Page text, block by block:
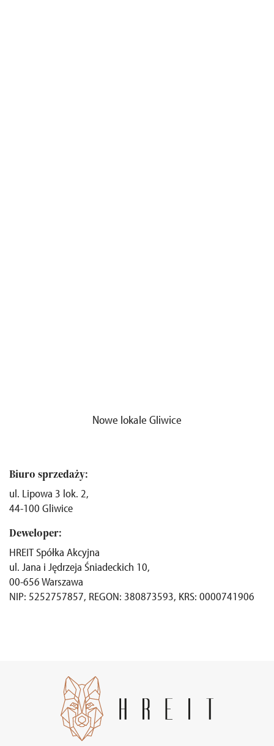
Nowe lokale Gliwice
Biuro sprzedaży:
ul. Lipowa 3 lok. 2,
44-100 Gliwice
Deweloper:
HREIT Spółka Akcyjna
ul. Jana i Jędrzeja Śniadeckich 10,
00-656 Warszawa
NIP: 5252757857, REGON: 380873593, KRS: 0000741906